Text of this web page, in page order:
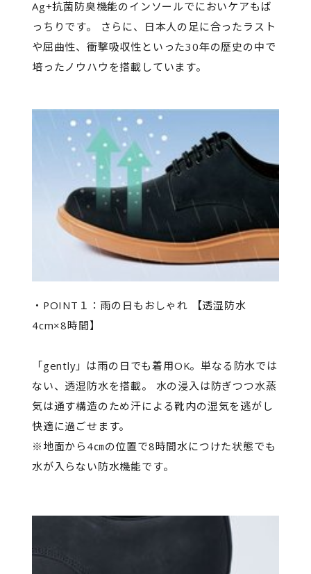
Ag+抗菌防臭機能のインソールでにおいケアもば
っちりです。 さらに、日本人の足に合ったラスト
や屈曲性、衝撃吸収性といった30年の歴史の中で
培ったノウハウを搭載しています。
・POINT１：雨の日もおしゃれ 【透湿防水
4cm×8時間】
「gently」は雨の日でも着用OK。単なる防水では
ない、透湿防水を搭載。 水の浸入は防ぎつつ水蒸
気は通す構造のため汗による靴内の湿気を逃がし
快適に過ごせます。
※地面から4㎝の位置で8時間水につけた状態でも
水が入らない防水機能です。